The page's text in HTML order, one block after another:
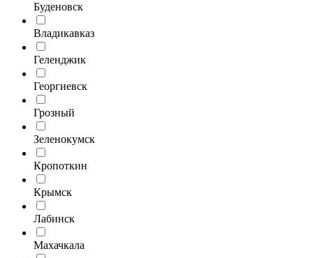
Буденовск
Владикавказ
Геленджик
Георгиевск
Грозный
Зеленокумск
Кропоткин
Крымск
Лабинск
Махачкала